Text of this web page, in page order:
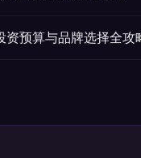
资预算与品牌选择全攻